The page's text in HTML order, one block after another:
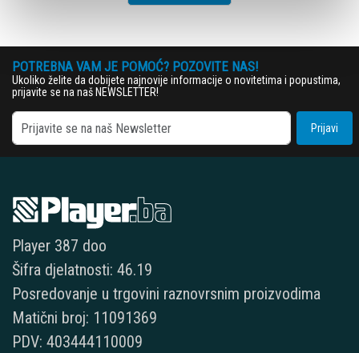
POTREBNA VAM JE POMOĆ? POZOVITE NAS!
Ukoliko želite da dobijete najnovije informacije o novitetima i popustima,
prijavite se na naš NEWSLETTER!
Prijavi
Player 387 doo
Šifra djelatnosti: 46.19
Posredovanje u trgovini raznovrsnim proizvodima
Matični broj: 11091369
PDV: 403444110009